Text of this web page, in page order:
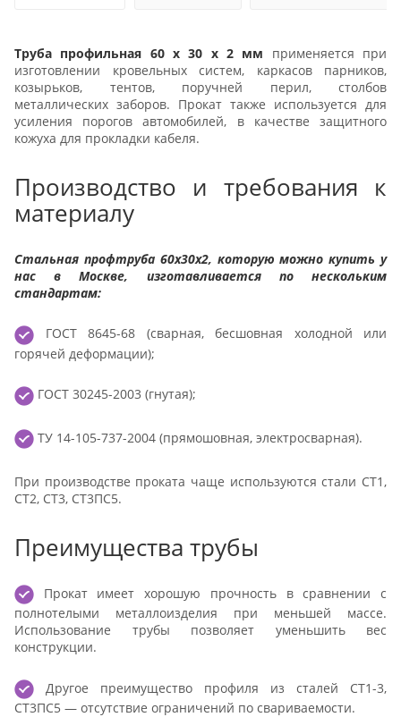
Труба профильная 60 х 30 х 2 мм применяется при
изготовлении кровельных систем, каркасов парников,
козырьков, тентов, поручней перил, столбов
металлических заборов. Прокат также используется для
усиления порогов автомобилей, в качестве защитного
кожуха для прокладки кабеля.
Производство и требования к
материалу
Стальная профтруба 60х30х2, которую можно купить у
нас в Москве, изготавливается по нескольким
стандартам:
ГОСТ 8645-68 (сварная, бесшовная холодной или
горячей деформации);
ГОСТ 30245-2003 (гнутая);
ТУ 14-105-737-2004 (прямошовная, электросварная).
При производстве проката чаще используются стали СТ1,
СТ2, СТ3, СТ3ПС5.
Преимущества трубы
Прокат имеет хорошую прочность в сравнении с
полнотелыми металлоизделия при меньшей массе.
Использование трубы позволяет уменьшить вес
конструкции.
Другое преимущество профиля из сталей СТ1-3,
СТ3ПС5 — отсутствие ограничений по свариваемости.